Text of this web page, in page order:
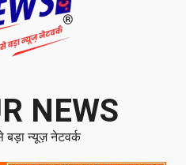
NEWS
न्यूज़ नेटवर्क